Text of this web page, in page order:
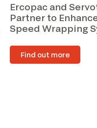
Ercopac and
Partner to
Speed Wrapping
Find out more